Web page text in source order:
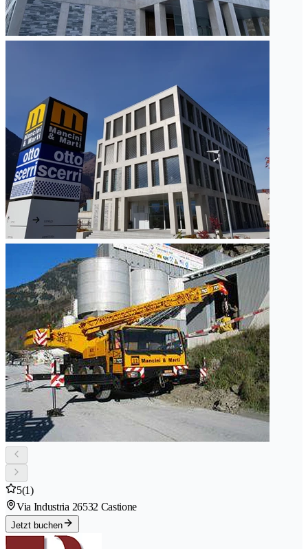
5(1)
Via Industria 26532 Castione
Jetzt buchen